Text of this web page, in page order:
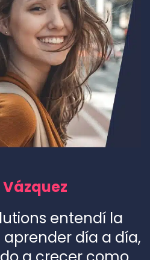
Vázquez
entendí la
día a día,